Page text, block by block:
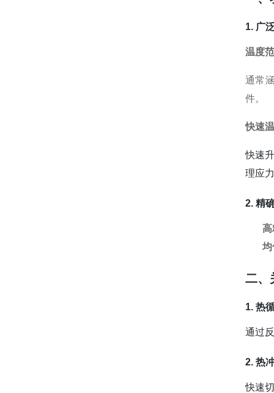
1. 广
温度
通常
件。
快速
快速
理应
2. 精
高
均
二、
1. 热
通过
2. 热
快速